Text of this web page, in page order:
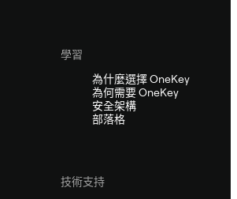
學習
為什麼選擇 OneKey
為何需要 OneKey
安全架構
部落格
技術支持